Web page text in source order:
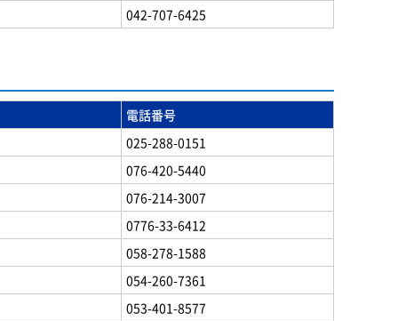
042-707-6425
電話番号
025-288-0151
076-420-5440
076-214-3007
0776-33-6412
058-278-1588
054-260-7361
053-401-8577